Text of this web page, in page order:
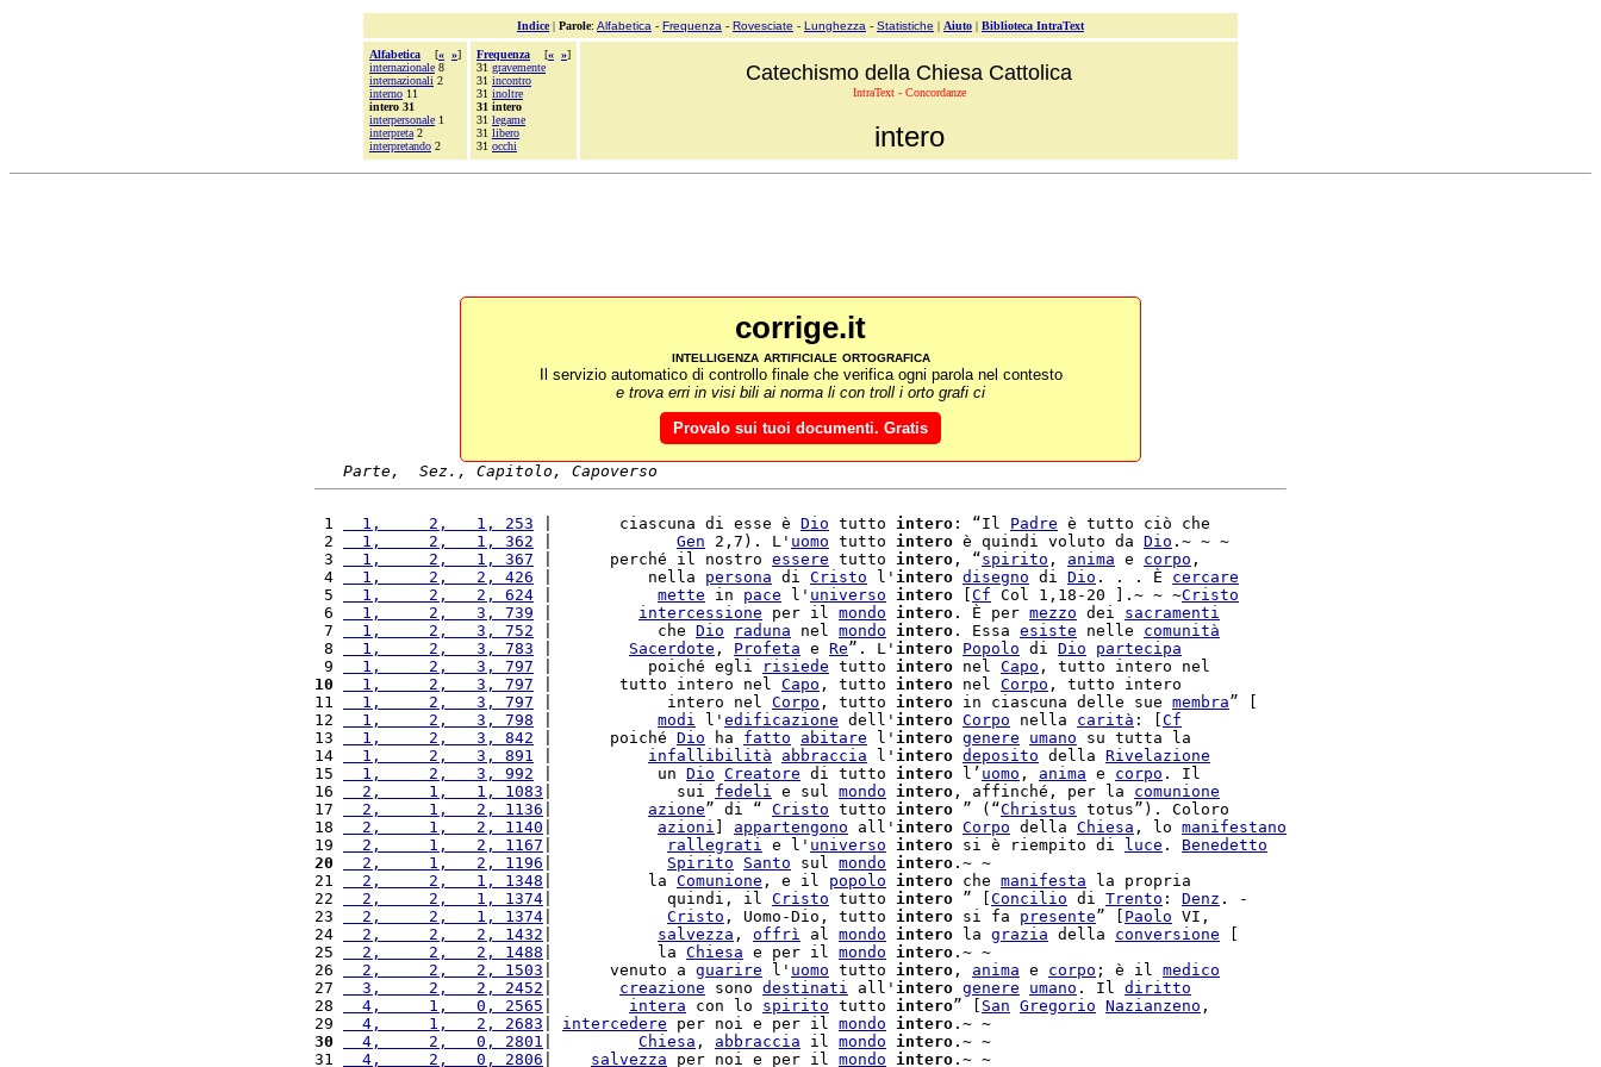
Indice| Parole: Alfabetica - Frequenza - Rovesciate - Lunghezza - Statistiche | Aiuto | Biblioteca IntraText
Alfabetica [« »]
internazionale 8
internazionali 2
interno 11
intero 31
interpersonale 1
interpreta 2
interpretando 2
Frequenza [« »]
31 gravemente
31 incontro
31 inoltre
31 intero
31 legame
31 libero
31 occhi
Catechismo della Chiesa Cattolica
IntraText - Concordanze
intero
corrige.it
intelligenza artificiale ortografica
Il servizio automatico di controllo finale che verifica ogni parola nel contesto
e trova erri in visi bili ai norma li con troll i orto grafi ci
Provalo sui tuoi documenti. Gratis
Parte,  Sez., Capitolo, Capoverso
1
  1,     2,   1, 253
|       ciascuna di esse è Dio tutto intero : “Il Padre è tutto ciò che
2
  1,     2,   1, 362
Gen 2,7). L' uomo tutto intero è quindi voluto da Dio .~ ~ ~
3
  1,     2,   1, 367
|      perché il nostro essere tutto intero , “spirito , anima e corpo ,
4
  1,     2,   2, 426
|          nella persona di Cristo l' intero disegno di Dio . . . È cercare
5
  1,     2,   2, 624
mette in pace l' universo intero Cf Col 1,18-20 ].~ ~ ~Cristo
6
  1,     2,   3, 739
intercessione per il mondo intero . È per mezzo dei sacramenti
7
  1,     2,   3, 752
|           che Dio raduna nel mondo intero . Essa esiste nelle comunità
8
  1,     2,   3, 783
Sacerdote , Profeta e Re”. L' intero Popolo di Dio
partecipa
9
  1,     2,   3, 797
|          poiché egli risiede tutto intero nel Capo
10
  1,     2,   3, 797
|       tutto intero nel Capo , tutto intero nel Corpo , tutto intero
11
  1,     2,   3, 797
|            intero nel Corpo , tutto intero in ciascuna delle sue membra” [
12
  1,     2,   3, 798
modi l' edificazione dell' intero Corpo nella carità : [ Cf
13
  1,     2,   3, 842
|      poiché Dio ha fatto abitare l' intero genere umano su tutta la
14
  1,     2,   3, 891
infallibilità abbraccia l' intero deposito della Rivelazione
15
  1,     2,   3, 992
|           un Dio Creatore di tutto intero l’ uomo , anima e corpo . Il
16
  2,     1,   1, 1083
|             sui fedeli e sul mondo intero , affinché, per la comunione
17
  2,     1,   2, 1136
azione” di “ Cristo tutto intero ” (“Christus totus”). Coloro
18
  2,     1,   2, 1140
azioni appartengono all' intero Corpo della Chiesa , lo manifestano
19
  2,     1,   2, 1167
rallegrati e l' universo intero si è riempito di luce . Benedetto
20
  2,     1,   2, 1196
Spirito Santo sul mondo intero .~ ~
21
  2,     2,   1, 1348
|          la Comunione , e il popolo intero che manifesta la propria
22
  2,     2,   1, 1374
|            quindi, il Cristo tutto intero ” [ Concilio di Trento : Denz . -
23
  2,     2,   1, 1374
Cristo , Uomo-Dio, tutto intero si fa presente” [ Paolo VI,
24
  2,     2,   2, 1432
salvezza , offrì al mondo intero la grazia della conversione
25
  2,     2,   2, 1488
|           la Chiesa e per il mondo intero .~ ~
26
  2,     2,   2, 1503
|      venuto a guarire l' uomo tutto intero , anima e corpo ; è il medico
27
  3,     2,   2, 2452
creazione sono destinati all' intero genere umano . Il diritto
28
  4,     1,   0, 2565
intera con lo spirito tutto intero” [ San Gregorio Nazianzeno ,
29
  4,     1,   2, 2683
intercedere per noi e per il mondo intero
30
  4,     2,   0, 2801
Chiesa , abbraccia il mondo intero .~ ~
31
  4,     2,   0, 2806
salvezza per noi e per il mondo intero